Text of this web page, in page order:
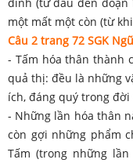
một mất một còn (từ
Câu 2 trang 72 SGK
- Tấm hóa thân thành
quả thị: đều là những
ích, đáng quý trong
- Những lần hóa thân
còn gợi những phẩm
Tấm (trong những